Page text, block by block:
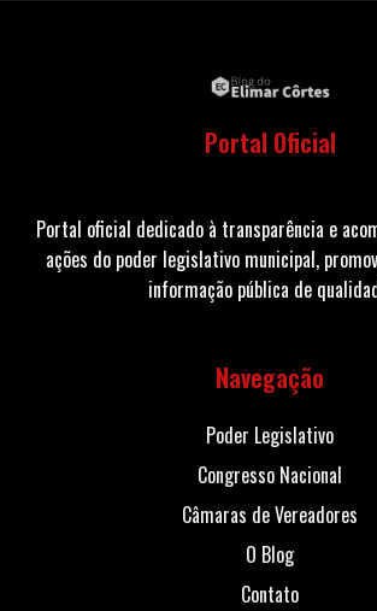
Portal Oficial
Portal oficial dedicado à transparência e
ações do poder legislativo municipal,
informação pública de
Navegação
Poder Legislativo
Congresso Nacional
Câmaras de Vereadores
O Blog
Contato